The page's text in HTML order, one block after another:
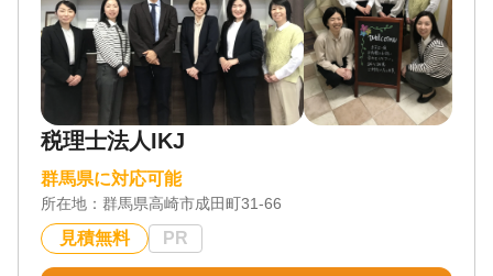
税理士法人IKJ
群馬県に対応可能
所在地： 群馬県高崎市成田町31-66
見積無料 PR